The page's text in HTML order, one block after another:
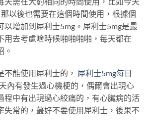
以後也需要在這個時間使用，根據個
以增加到犀利士5mg。犀利士5mg是最
用去考慮啥時候啪啪啪啪，每天都在
。
不能使用犀利士的， 犀利士5mg每日
內有發生過心機梗的，偶爾會出現心
程中有出現過心絞痛的，有心臟病的活
失常的，蕞好不要使用犀利士，後果不